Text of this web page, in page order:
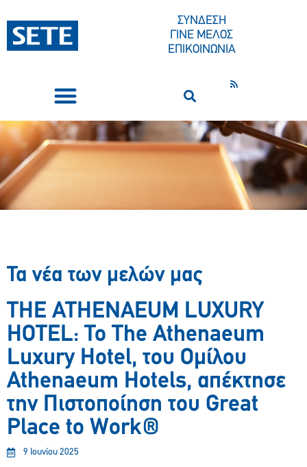
ΣΥΝΔΕΣΗ
ΓΙΝΕ ΜΕΛΟΣ
ΕΠΙΚΟΙΝΩΝΙΑ
Τα νέα των μελών μας
THE ATHENAEUM LUXURY
HOTEL: Το The Athenaeum
Luxury Hotel, του Ομίλου
Athenaeum Hotels, απέκτησε
την Πιστοποίηση του Great
Place to Work®
9 Ιουνίου 2025